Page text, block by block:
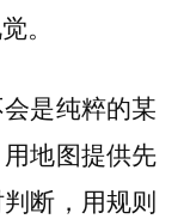
。
是纯粹的某
地图提供先
断，用规则